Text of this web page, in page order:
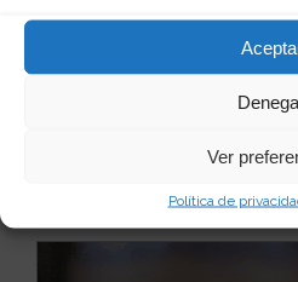
Ver
Política de
Quizás te puede